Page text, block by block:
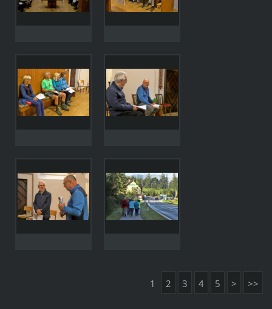
1 2 3 4 5 > >>